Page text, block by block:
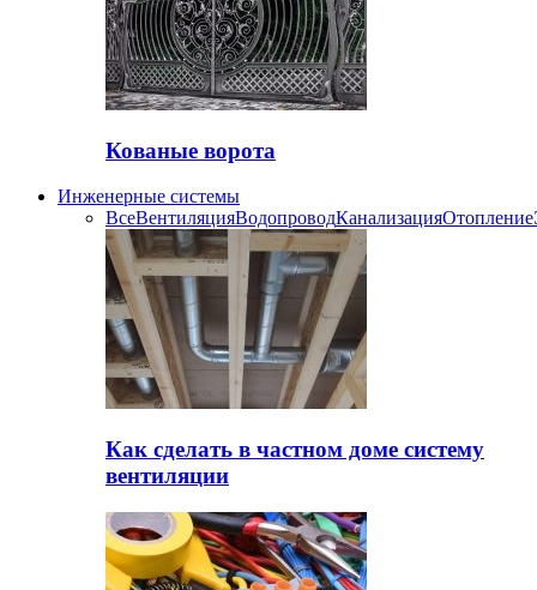
Кованые ворота
Инженерные системы
ВсеВентиляцияВодопроводКанализацияОтопление
Как сделать в частном доме систему
вентиляции